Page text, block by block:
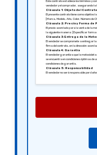
Este contrato establece los términos y
vendedor y el comprador, asegurando
Cláusula 1: Objeto del Contrato
El presente contrato tiene como objetivo
[Marca, Modelo, Año, Color, Número de
Cláusula 2: Precio y Forma de
El precio acordado para la venta de la
la siguiente manera: [Especificar
Cláusula 3: Entrega de la
El vendedor se compromete a entregar
firma del contrato, en la dirección
Cláusula 4: Garantía
El vendedor garantiza que la
se encuentra en condiciones óptimas de
condiciones de garantía.
Cláusula 5: Responsabilidad
El vendedor no será responsable por
[Nombre del Comprador]